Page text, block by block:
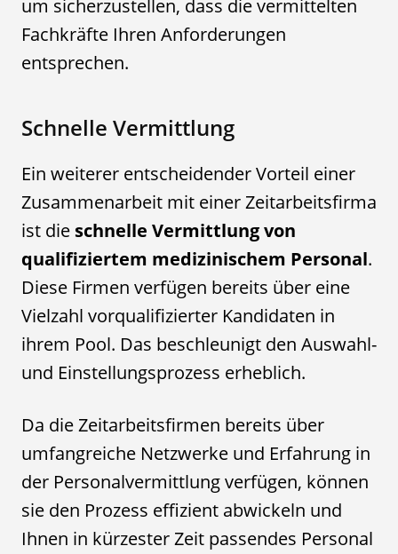
um sicherzustellen, dass die vermittelten
Fachkräfte Ihren Anforderungen
entsprechen.
Schnelle Vermittlung
Ein weiterer entscheidender Vorteil einer
Zusammenarbeit mit einer Zeitarbeitsfirma
ist die schnelle Vermittlung von
qualifiziertem medizinischem Personal.
Diese Firmen verfügen bereits über eine
Vielzahl vorqualifizierter Kandidaten in
ihrem Pool. Das beschleunigt den Auswahl-
und Einstellungsprozess erheblich.
Da die Zeitarbeitsfirmen bereits über
umfangreiche Netzwerke und Erfahrung in
der Personalvermittlung verfügen, können
sie den Prozess effizient abwickeln und
Ihnen in kürzester Zeit passendes Personal